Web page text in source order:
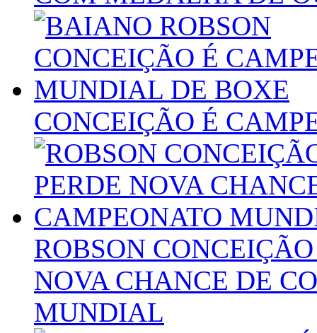
CONCEIÇÃO É
ROBSON
NOVA CHANCE DE
MUNDIAL